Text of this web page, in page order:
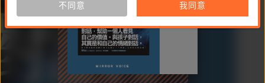
不同意 我同意